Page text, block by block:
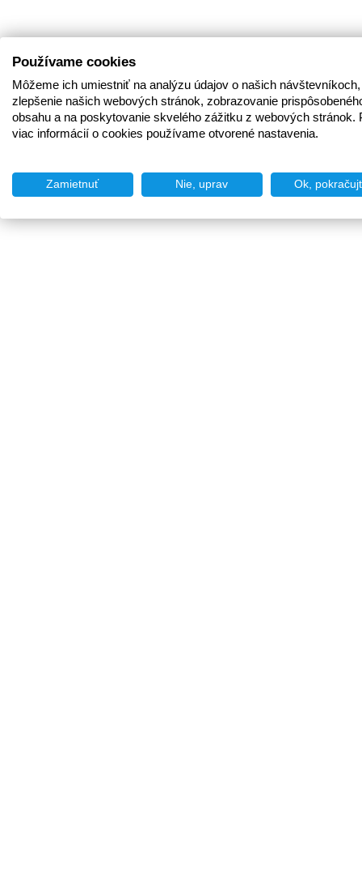
Používame cookies
Môžeme ich umiestniť na analýzu údajov o našich
zlepšenie našich webových stránok, zobrazovanie
obsahu a na poskytovanie skvelého zážitku z webových stránok.
viac informácií o cookies používame otvorené nastavenia.
Zamietnuť Nie, uprav Ok,